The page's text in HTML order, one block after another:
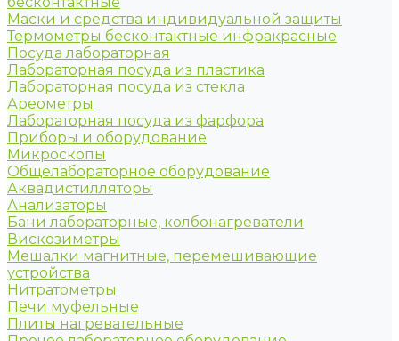
Маски и средства индивидуальной защиты
Термометры бесконтактные инфракрасные
Посуда лабораторная
Лабораторная посуда из пластика
Лабораторная посуда из стекла
Ареометры
Лабораторная посуда из фарфора
Приборы и оборудование
Микроскопы
Общелабораторное оборудование
Аквадистилляторы
Анализаторы
Бани лабораторные, колбонагреватели
Вискозиметры
Мешалки магнитные, перемешивающие
устройства
Нитратометры
Печи муфельные
Плиты нагревательные